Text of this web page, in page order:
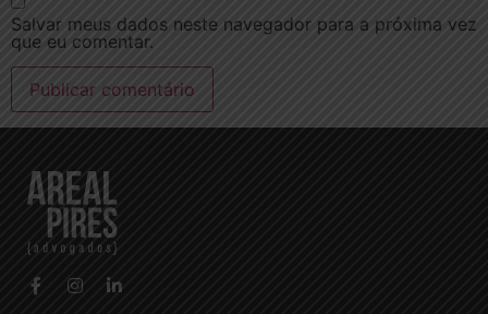
Salvar meus dados neste navegador para a próxima vez
que eu comentar.